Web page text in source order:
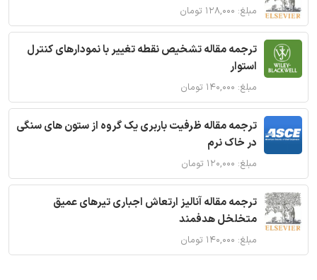
مبلغ: ۱۲۸,۰۰۰ تومان
ترجمه مقاله تشخیص نقطه تغییر با نمودارهای کنترل
استوار
مبلغ: ۱۴۰,۰۰۰ تومان
ترجمه مقاله ظرفیت باربری یک گروه از ستون های سنگی
در خاک نرم
مبلغ: ۱۲۰,۰۰۰ تومان
ترجمه مقاله آنالیز ارتعاش اجباری تیرهای عمیق
متخلخل هدفمند
مبلغ: ۱۴۰,۰۰۰ تومان